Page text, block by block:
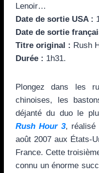
Lenoir…
Date de sortie USA :
Date de sortie
Titre original : Rush
Durée : 1h31.
Plongez dans les
chinoises, les
déjanté du duo le
Rush Hour 3, réalisé
août 2007 aux États-
France. Cette
connu un énorme